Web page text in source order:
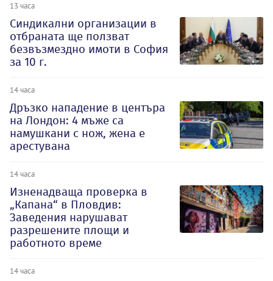
13 часа
Синдикални организации в
отбраната ще ползват
безвъзмездно имоти в София
за 10 г.
14 часа
Дръзко нападение в центъра
на Лондон: 4 мъже са
намушкани с нож, жена е
арестувана
14 часа
Изненадваща проверка в
„Капана“ в Пловдив:
Заведения нарушават
разрешените площи и
работното време
14 часа